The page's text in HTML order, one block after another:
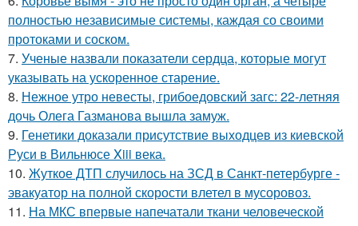
полностью независимые системы, каждая со своими
протоками и соском.
7. Ученые назвали показатели сердца, которые могут
указывать на ускоренное старение.
8. Нежное утро невесты, грибоедовский загс: 22-летняя
дочь Олега Газманова вышла замуж.
9. Генетики доказали присутствие выходцев из киевской
Руси в Вильнюсе Xiii века.
10. Жуткое ДТП случилось на ЗСД в Санкт-петербурге -
эвакуатор на полной скорости влетел в мусоровоз.
11. На МКС впервые напечатали ткани человеческой